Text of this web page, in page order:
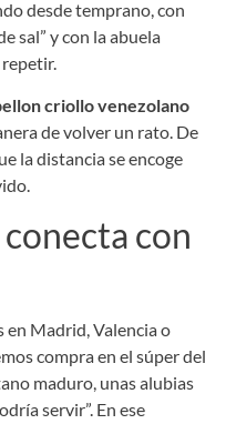
desde temprano, con
sal” y con la abuela
criollo venezolano
de volver un rato. De
la distancia se encoge
con
en Madrid, Valencia o
compra en el súper del
maduro, unas alubias
servir”. En ese